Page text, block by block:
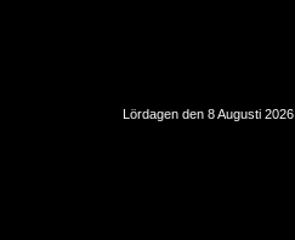
Lördagen den 8 Augusti 2026